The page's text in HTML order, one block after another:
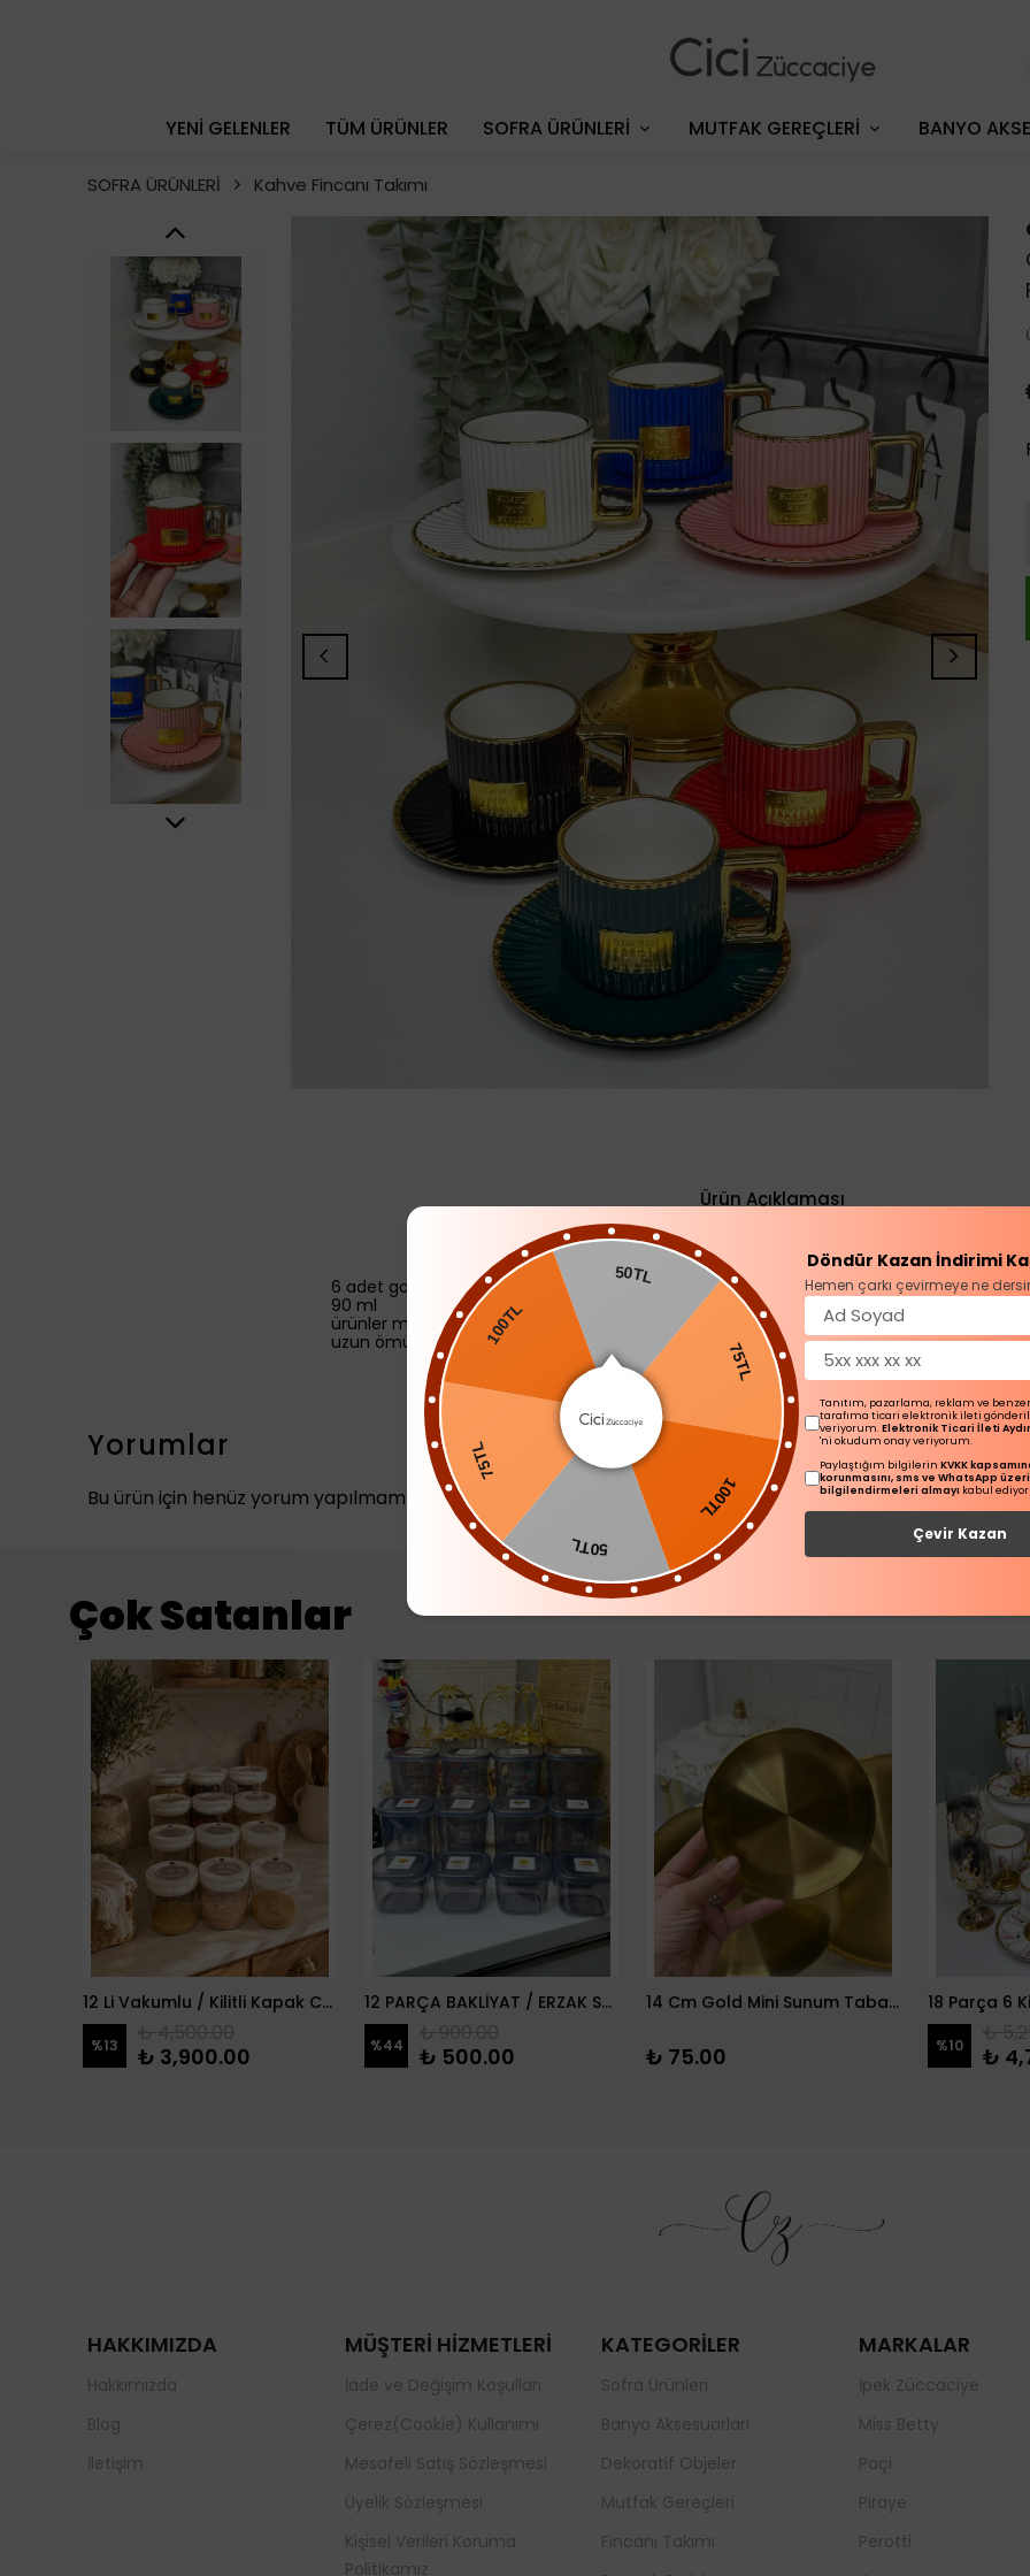
YENİ GELENLER TÜM ÜRÜNLER SOFRA ÜRÜNLERİ MUTFAK GEREÇLERİ BANYO
SOFRA ÜRÜNLERİ Kahve Fincanı Takımı
Ürün Açıklaması
6 adet gold detaylı Türk kahvesi fincanı
90 ml
ürünler makinada düşük ısıda yıkamaya uygundur
uzun ömürlü olması için elde yıkama önerilmektedir
Yorumlar
Bu ürün için henüz yorum yapılmamış.
Çok Satanlar
12 Li Vakumlu / Kilitli Kapak Cam Erzak Kabı / Kavanoz
%13 ₺ 3,900.00
12 PARÇA BAKLİYAT / ERZAK SETİ
%44 ₺ 500.00
14 Cm Gold Mini Sunum Tabağı
₺ 75.00 %10 ₺
HAKKIMIZDA
Hakkımızda
Blog
İletişim
MÜŞTERİ HİZMETLERİ
İade ve Değişim Koşulları
Çerez(Cookie) Kullanımı
Mesafeli Satış Sözleşmesi
Üyelik Sözleşmesi
Kişisel Verileri Koruma
Politikamız
KATEGORİLER
Sofra Ürünleri
Banyo Aksesuarları
Dekoratif Objeler
Mutfak Gereçleri
Fincanı Takımı
MARKALAR
İpek Züccaciye
Miss Betty
Paçi
Piraye
Perotti
100TL
Döndür Kazan İndirimi
Hemen çarkı çevirmeye ne
Tanıtım, pazarlama, reklam ve
tarafıma ticari elektronik ileti
veriyorum.Elektronik Ticari İleti
'ni okudum onay veriyorum.
Paylaştığım bilgilerin KVKK
korunmasını, sms ve WhatsApp
bilgilendirmeleri almayı kabul
Çevir Kazan